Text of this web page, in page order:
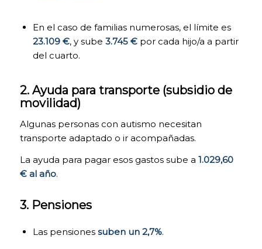
En el caso de familias numerosas, el límite es
23.109 €, y sube 3.745 €por cada hijo/a a partir
del cuarto.
2. Ayuda para transporte (subsidio de
movilidad)
Algunas personas con autismo necesitan
transporte adaptado o ir acompañadas.
La ayuda para pagar esos gastos sube a 1.029,60
€ al año.
3. Pensiones
Las pensiones suben un 2,7%.
navegador,
puedes
bloquear o
este tipo de
cookies, si bien
dicho bloqueo
afectará al
correcto
funcionamiento
funcionalidades
de nuestra
COOKIES DE
ANÁLISIS. Para